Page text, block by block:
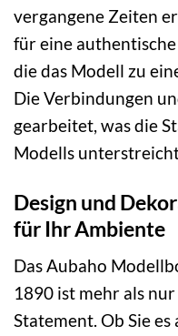
vergangene Zeiten
für eine
die das Modell zu
Die Verbindungen
gearbeitet, was die
Modells
Design und
für Ihr Ambiente
Das Aubaho
1890 ist mehr als
Statement. Ob Sie